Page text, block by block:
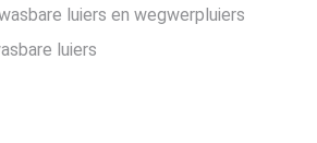
luiers en wegwerpluiers
luiers